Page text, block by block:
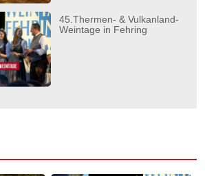
45.Thermen- & Vulkanland-
Weintage in Fehring